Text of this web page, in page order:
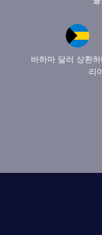
바하마 달러 상환
리